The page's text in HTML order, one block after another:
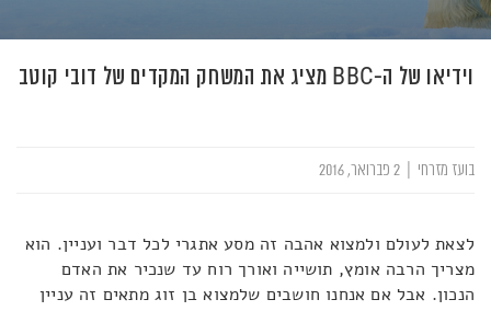
וידיאו של ה-BBC מציג את המשחק המקדים של דובי קוטב
בועז מזרחי
לצאת לעולם ולמצוא אהבה זה מסע אתגרי לכל דבר ועניין. הוא
מצריך הרבה אומץ, תושייה ואורך רוח עד שנכיר את האדם
הנכון. אבל אם אנחנו חושבים שלמצוא בן זוג מתאים זה עניין